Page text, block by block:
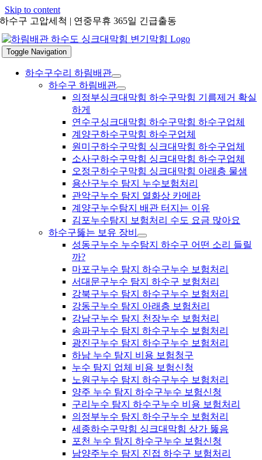
Skip to content
하수구 고압세척 | 연중무휴 365일 긴급출동
Toggle Navigation
하수구수리 하림배관
하수구 하림배관
의정부싱크대막힘 하수구막힘 기름제거 확실
하게
연수구싱크대막힘 하수구막힘 하수구업체
계양구하수구막힘 하수구업체
원미구하수구막힘 싱크대막힘 하수구업체
소사구하수구막힘 싱크대막힘 하수구업체
오정구하수구막힘 싱크대막힘 아래층 물샘
용산구누수 탐지 누수보험처리
관악구누수 탐지 열화상 카메라
계양구누수탐지 배관 터지는 이유
김포누수탐지 보험처리 수도 요금 많아요
하수구뚫는 보유 장비
성동구누수 누수탐지 하수구 어떤 소리 들릴
까?
마포구누수 탐지 하수구누수 보험처리
서대문구누수 탐지 하수구 보험처리
강북구누수 탐지 하수구누수 보험처리
강동구누수 탐지 아래층 보험처리
강남구누수 탐지 천장누수 보험처리
송파구누수 탐지 하수구누수 보험처리
광진구누수 탐지 하수구누수 보험처리
하남 누수 탐지 비용 보험청구
누수 탐지 업체 비용 보험신청
노원구누수 탐지 하수구누수 보험처리
양주 누수 탐지 하수구누수 보험신청
구리누수 탐지 하수구누수 비용 보험처리
의정부누수 탐지 하수구누수 보험처리
세종하수구막힘 싱크대막힘 상가 뚫음
포천 누수 탐지 하수구누수 보험신청
남양주누수 탐지 진접 하수구 보험처리